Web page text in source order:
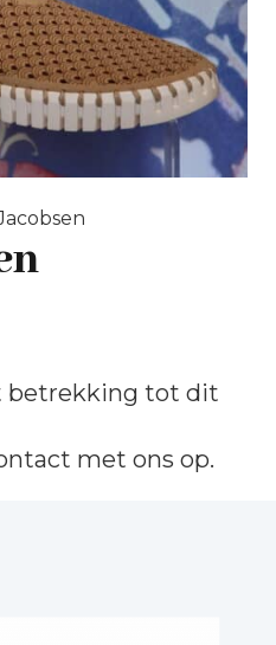
betrekking tot dit
met ons op.